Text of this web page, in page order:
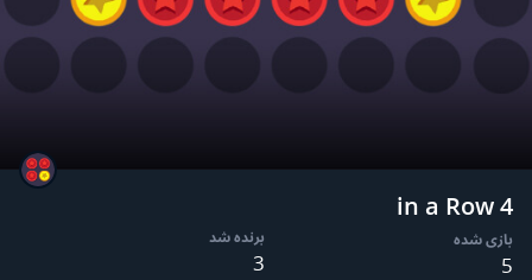
4 in a Row
بازی شده
5
برنده شد
3